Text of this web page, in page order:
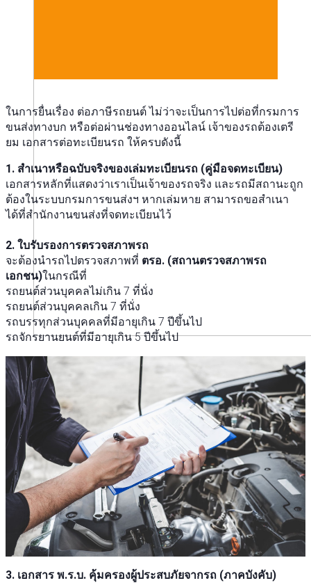
ในการยื่นเรื่อง ต่อภาษีรถยนต์ ไม่ว่าจะเป็นการไปต่อที่กรมการ
ขนส่งทางบก หรือต่อผ่านช่องทางออนไลน์ เจ้าของรถต้องเตรี
ยม เอกสารต่อทะเบียนรถ ให้ครบดังนี้
1. สำเนาหรือฉบับจริงของเล่มทะเบียนรถ (คู่มือจดทะเบียน)
เอกสารหลักที่แสดงว่าเราเป็นเจ้าของรถจริง และรถมีสถานะถูก
ต้องในระบบกรมการขนส่งฯ หากเล่มหาย สามารถขอสำเนา
ได้ที่สำนักงานขนส่งที่จดทะเบียนไว้
2. ใบรับรองการตรวจสภาพรถ
จะต้องนำรถไปตรวจสภาพที่ ตรอ. (สถานตรวจสภาพรถ
เอกชน)ในกรณีที่
รถยนต์ส่วนบุคคลไม่เกิน 7 ที่นั่ง
รถยนต์ส่วนบุคคลเกิน 7 ที่นั่ง
รถบรรทุกส่วนบุคคลที่มีอายุเกิน 7 ปีขึ้นไป
รถจักรยานยนต์ที่มีอายุเกิน 5 ปีขึ้นไป
3. เอกสาร พ.ร.บ. คุ้มครองผู้ประสบภัยจากรถ (ภาคบังคับ)